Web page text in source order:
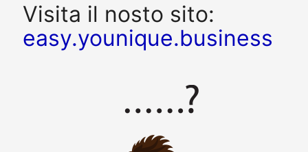
Visita il nosto sito:
easy.younique.business